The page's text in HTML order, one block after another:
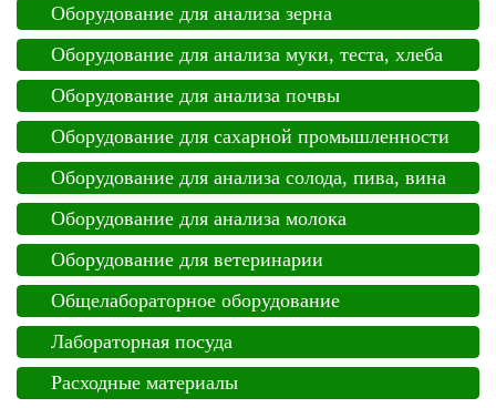
Оборудование для анализа зерна
Оборудование для анализа муки, теста, хлеба
Оборудование для анализа почвы
Оборудование для сахарной промышленности
Оборудование для анализа солода, пива, вина
Оборудование для анализа молока
Оборудование для ветеринарии
Общелабораторное оборудование
Лабораторная посуда
Расходные материалы